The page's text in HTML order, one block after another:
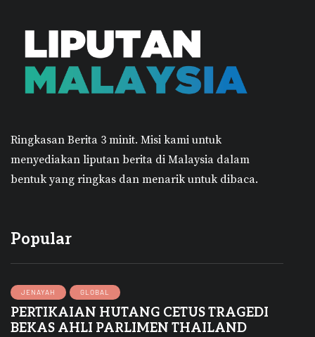
Ringkasan Berita 3 minit. Misi kami untuk
menyediakan liputan berita di Malaysia dalam
bentuk yang ringkas dan menarik untuk dibaca.
Popular
JENAYAH GLOBAL
PERTIKAIAN HUTANG CETUS TRAGEDI
BEKAS AHLI PARLIMEN THAILAND